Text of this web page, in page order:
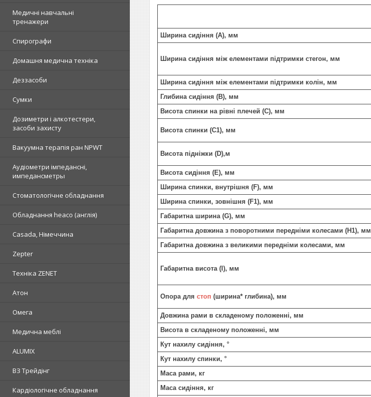
Медичні навчальні
тренажери
Спирографи
Домашня медична техніка
Деззасоби
Сумки
Дозиметри і алкотестери,
засоби захисту
Вакуумна терапія ран NPWT
Аудіометри імпедансні,
импедансметры
Стоматологічне обладнання
Обладнання heaco (англія)
Casada, Німеччина
Zepter
Техніка ZENET
Атон
Омега
Медична меблі
ALUMIX
ВЗ Трейдінг
Кардіологічне обладнання
Ширина сидіння (A), мм
Ширина сидіння між елементами підтримки стегон, мм
Ширина сидіння між елементами підтримки колін, мм
Глибина сидіння (B), мм
Висота спинки на рівні плечей (С), мм
Висота спинки (C1), мм
Висота підніжки (D),м
Висота сидіння (Е), мм
Ширина спинки, внутрішня (F), мм
Ширина спинки, зовнішня (F1), мм
Габаритна ширина (G), мм
Габаритна довжина з поворотними передніми колесами (H1), мм
Габаритна довжина з великими передніми колесами, мм
Габаритна висота (I), мм
Опора для стоп (ширина* глибина), мм
Довжина рами в складеному положенні, мм
Висота в складеному положенні, мм
Кут нахилу сидіння, °
Кут нахилу спинки, °
Маса рами, кг
Маса сидіння, кг